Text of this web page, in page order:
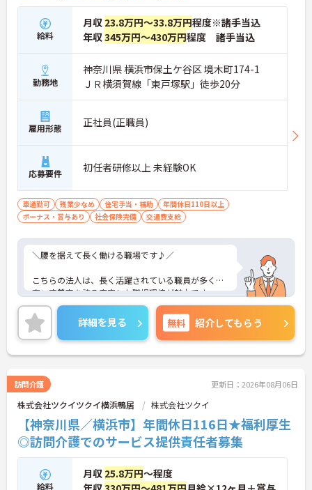
給料
月収 23.8万円～33.8万円程度※諸手当込
年収345万円～430万円程度 諸手当込
勤務地
神奈川県 横浜市保土ケ谷区 境木町174-1
ＪＲ横須賀線「東戸塚駅」徒歩20分
雇用形態 正社員(正職員)
応募要件 初任者研修以上 未経験OK
車通勤可 残業少なめ 住宅手当・補助
年間休日110日以上
ボーナス・賞与あり
社会保険完備 交通費支給
＼腰を据えて長く働ける職場です♪／
こちらの法人は、長く活躍されている職員が多く、
高い定着率を誇る安定した職場環境が魅力です。
スタッフ同士のコミュニケーションを大切にしてお
り、職種や部署の垣根を越えて協力しながら業務を
進めています。そのため、困ったときも相談しやす
く、一人で悩みを抱え込まずに働ける環境です。
制を整えており、未経験の方やブランクのある方も
安心してスタートできます。新しく入職される方へ
のフォローも手厚く、職場に馴染めるよう周囲がし
っかりサポート。「新しい環境に挑戦したい」「安
心できる職場で長く働きたい」という方にぴったり
の職場です。
――――――――――――――― ■ 定着率の高さが自慢♪ ―――――――――――――――
長く勤務されている職員が多く、安心して働き続け
詳細を見る 無料 紹介してもらう
訪問介護 更新日：2026年08月06日
株式会社ツクイツクイ横浜鴨居 株式会社ツクイ
【神奈川県／横浜市】年間休日116日★福利厚生
◎訪問介護でのサービス提供責任者募集
給料
月収 25.8万円～程度